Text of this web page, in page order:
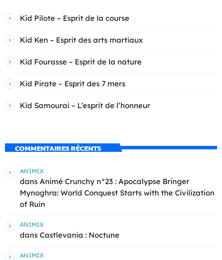
Kid Pilote – Esprit de la course
Kid Ken – Esprit des arts martiaux
Kid Fourasse – Esprit de la nature
Kid Pirate – Esprit des 7 mers
Kid Samourai – L’esprit de l’honneur
COMMENTAIRES RÉCENTS
ANIMIX
dans Animé Crunchy n°23 : Apocalypse Bringer
Mynoghra: World Conquest Starts with the Civilization
of Ruin
ANIMIX
dans Castlevania : Noctune
ANIMIX